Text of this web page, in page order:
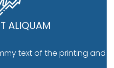
ALIQUAM
text of the printing and